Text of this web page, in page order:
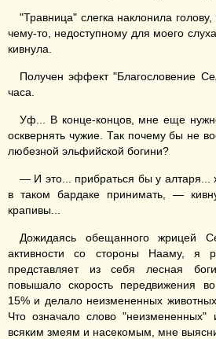
"Травница" слегка наклонила
чему-то, недоступному для моего
кивнула.
Получен эффект "Благословение
часа.
Уф... В конце-концов, мне еще
осквернять чужие. Так почему бы не
любезной эльфийской богини?
— И это... прибраться бы у алтаря...
в таком бардаке принимать, —
крапивы...
Дожидаясь обещанного жрицей
активности со стороны Нааму, я
представляет из себя лесная
повышало скорость передвижения
15% и делало неизмененных
Что означало слово "неизмененных"
всяким змеям и насекомым, мне